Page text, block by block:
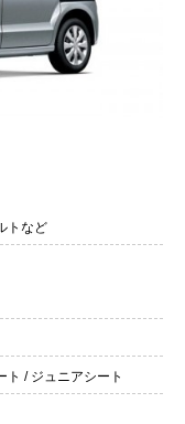
トなど
ト / ジュニアシート